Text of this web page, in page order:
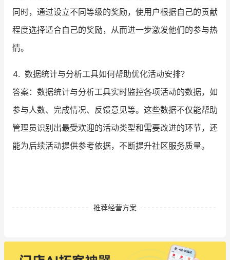
同时，通过设立不同等级的奖励，使用户根据自己的贡献
程度选择适合自己的奖励，从而进一步激发他们的参与热
情。
数据统计与分析工具如何帮助优化活动安排？
答案：数据统计与分析工具实时监控各项活动的数据，如
参与人数、完成情况、反馈意见等。这些数据不仅能帮助
管理员识别出最受欢迎的活动类型和需要改进的环节，还
能为后续活动提供参考依据，不断提升社区服务质量。
推荐经营方案